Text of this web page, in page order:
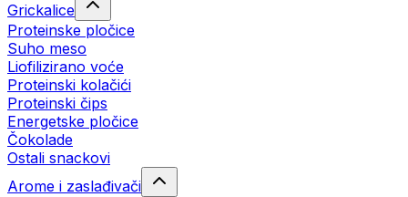
Grickalice
Proteinske pločice
Suho meso
Liofilizirano voće
Proteinski kolačići
Proteinski čips
Energetske pločice
Čokolade
Ostali snackovi
Arome i zaslađivači